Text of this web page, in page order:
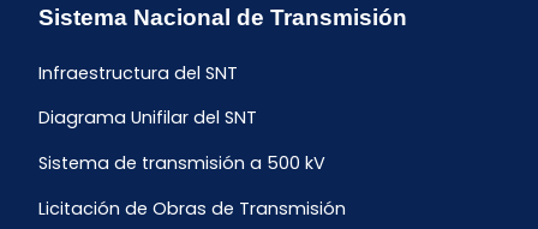
Sistema Nacional de Transmisión
Infraestructura del SNT
Diagrama Unifilar del SNT
Sistema de transmisión a 500 kV
Licitación de Obras de Transmisión